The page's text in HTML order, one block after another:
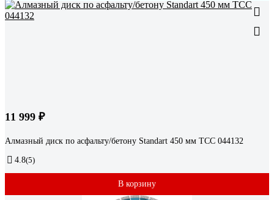
11 999 ₽
Алмазный диск по асфальту/бетону Standart 450 мм ТСС 044132
4.8(5)
В корзину